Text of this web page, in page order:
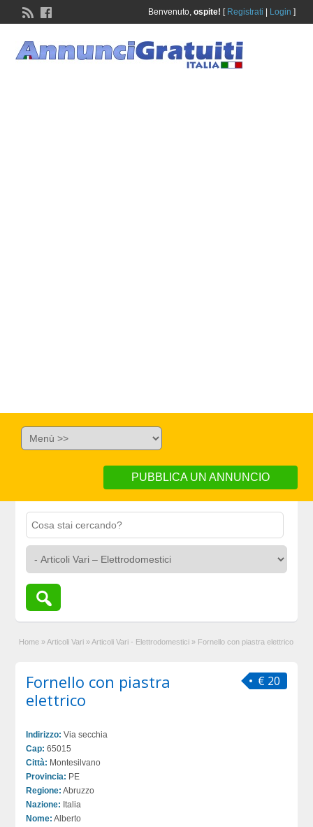
Benvenuto, ospite! [ Registrati Login ]
PUBBLICA UN ANNUNCIO
Home » Articoli Vari » Articoli Vari - Elettrodomestici » Fornello con piastra elettrico
€ 20
Fornello con piastra
elettrico
Indirizzo: Via secchia
Cap: 65015
Città: Montesilvano
Provincia: PE
Regione: Abruzzo
Nazione: Italia
Nome: Alberto